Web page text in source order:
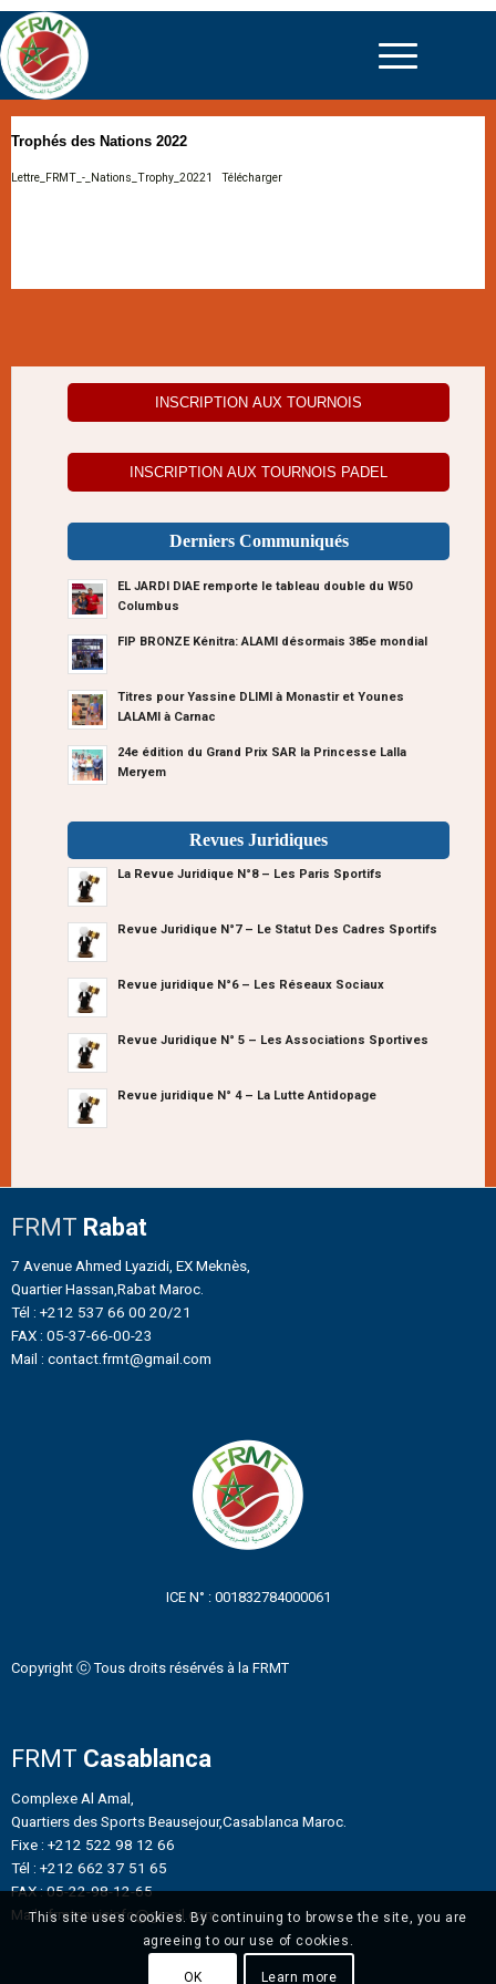
Trophés des Nations 2022
Lettre_FRMT_-_Nations_Trophy_20221 Télécharger
INSCRIPTION AUX TOURNOIS
INSCRIPTION AUX TOURNOIS PADEL
Derniers Communiqués
EL JARDI DIAE remporte le tableau double du W50
Columbus
FIP BRONZE Kénitra: ALAMI désormais 385e mondial
Titres pour Yassine DLIMI à Monastir et Younes
LALAMI à Carnac
24e édition du Grand Prix SAR la Princesse Lalla
Meryem
Revues Juridiques
La Revue Juridique N°8 – Les Paris Sportifs
Revue Juridique N°7 – Le Statut Des Cadres Sportifs
Revue juridique N°6 – Les Réseaux Sociaux
Revue Juridique N° 5 – Les Associations Sportives
Revue juridique N° 4 – La Lutte Antidopage
FRMT Rabat
7 Avenue Ahmed Lyazidi, EX Meknès,
Quartier Hassan,Rabat Maroc.
Tél : +212 537 66 00 20/21
FAX : 05-37-66-00-23
Mail : contact.frmt@gmail.com
ICE N° : 001832784000061
Copyright ⓒ Tous droits résérvés à la FRMT
FRMT Casablanca
Complexe Al Amal,
Quartiers des Sports Beausejour,Casablanca Maroc.
Fixe : +212 522 98 12 66
Tél : +212 662 37 51 65
FAX : 05-22-98-12-65
Mail : frmtennisinfo@gmail.com
This site uses cookies. By continuing to browse the site, you are
agreeing to our use of cookies.
OK Learn more